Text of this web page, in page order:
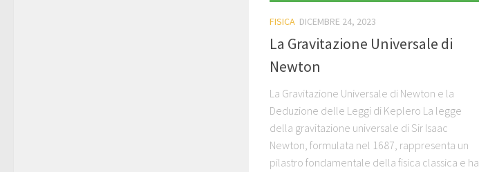
FISICA DICEMBRE 24, 2023
La Gravitazione Universale di
Newton
La Gravitazione Universale di Newton e la
Deduzione delle Leggi di Keplero La legge
della gravitazione universale di Sir Isaac
Newton, formulata nel 1687, rappresenta un
pilastro fondamentale della fisica classica e ha